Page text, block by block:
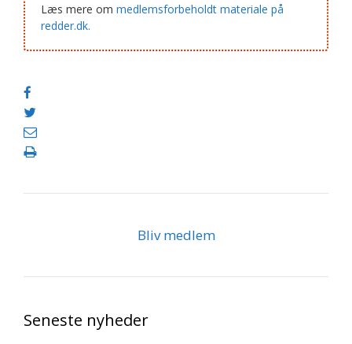
Læs mere om medlemsforbeholdt materiale på
redder.dk.
Bliv medlem
Seneste nyheder